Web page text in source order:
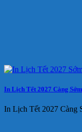
In Lịch Tết 2027 Càng
In Lịch Tết 2027 Càng